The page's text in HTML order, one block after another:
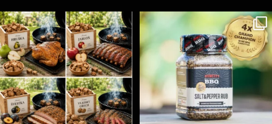
Udící špalíky - BORN TO SMOKE - různé druhy k...
5 0
Koření Suncity – autentická BBQ chuť u vás doma!...
1 0